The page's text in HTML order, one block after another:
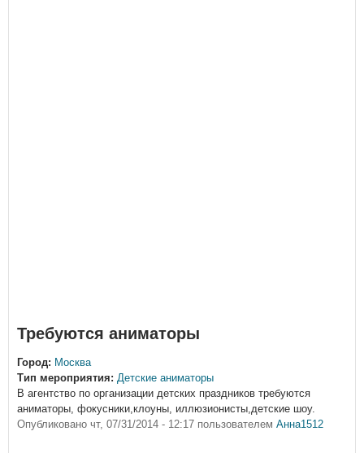
Требуются аниматоры
Город: Москва
Тип мероприятия: Детские аниматоры
В агентство по организации детских праздников требуются
аниматоры, фокусники,клоуны, иллюзионисты,детские шоу.
Опубликовано чт, 07/31/2014 - 12:17 пользователем Анна1512